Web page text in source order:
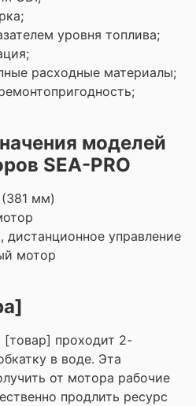
уровня топлива;
расходные материалы;
моделей
SEA-PRO
(381 мм)
дистанционное управление
мотор
[товар] проходит 2-
в воде. Эта
от мотора рабочие
продлить ресурс